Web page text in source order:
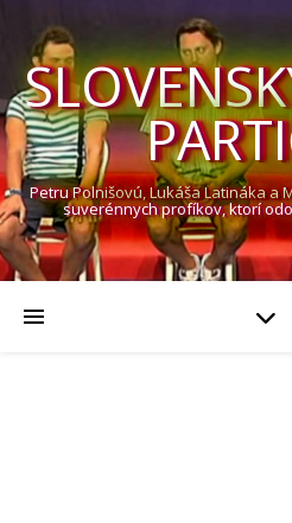
Petru Polnišovú, Lukáša Latináka a
suverénnych profíkov, ktorí